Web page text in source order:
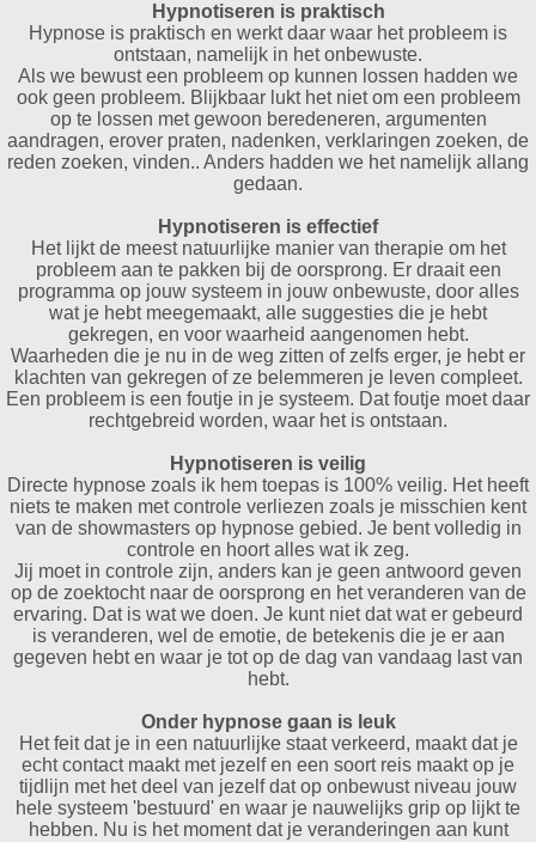
Hypnotiseren is praktisch
Hypnose is praktisch en werkt daar waar het probleem is
ontstaan, namelijk in het onbewuste.
Als we bewust een probleem op kunnen lossen hadden we
ook geen probleem. Blijkbaar lukt het niet om een probleem
op te lossen met gewoon beredeneren, argumenten
aandragen, erover praten, nadenken, verklaringen zoeken, de
reden zoeken, vinden.. Anders hadden we het namelijk allang
gedaan.
Hypnotiseren is effectief
Het lijkt de meest natuurlijke manier van therapie om het
probleem aan te pakken bij de oorsprong. Er draait een
programma op jouw systeem in jouw onbewuste, door alles
wat je hebt meegemaakt, alle suggesties die je hebt
gekregen, en voor waarheid aangenomen hebt.
Waarheden die je nu in de weg zitten of zelfs erger, je hebt er
klachten van gekregen of ze belemmeren je leven compleet.
Een probleem is een foutje in je systeem. Dat foutje moet daar
rechtgebreid worden, waar het is ontstaan.
Hypnotiseren is veilig
Directe hypnose zoals ik hem toepas is 100% veilig. Het heeft
niets te maken met controle verliezen zoals je misschien kent
van de showmasters op hypnose gebied. Je bent volledig in
controle en hoort alles wat ik zeg.
Jij moet in controle zijn, anders kan je geen antwoord geven
op de zoektocht naar de oorsprong en het veranderen van de
ervaring. Dat is wat we doen. Je kunt niet dat wat er gebeurd
is veranderen, wel de emotie, de betekenis die je er aan
gegeven hebt en waar je tot op de dag van vandaag last van
hebt.
Onder hypnose gaan is leuk
Het feit dat je in een natuurlijke staat verkeerd, maakt dat je
echt contact maakt met jezelf en een soort reis maakt op je
tijdlijn met het deel van jezelf dat op onbewust niveau jouw
hele systeem 'bestuurd' en waar je nauwelijks grip op lijkt te
hebben. Nu is het moment dat je veranderingen aan kunt